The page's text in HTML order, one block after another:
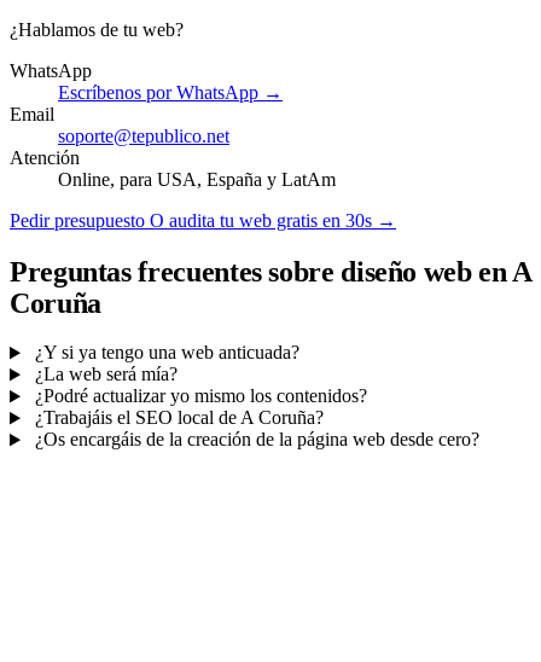
¿Hablamos de tu web?
WhatsApp
Escríbenos por WhatsApp →
Email
soporte@tepublico.net
Atención
Online, para USA, España y LatAm
Pedir presupuesto O audita tu web gratis en 30s →
Preguntas frecuentes sobre diseño web en A
Coruña
¿Y si ya tengo una web anticuada?
¿La web será mía?
¿Podré actualizar yo mismo los contenidos?
¿Trabajáis el SEO local de A Coruña?
¿Os encargáis de la creación de la página web desde cero?